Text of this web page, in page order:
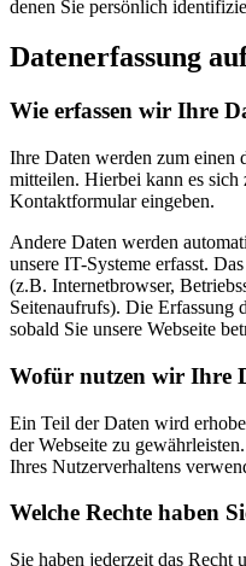
denen Sie persönlich
Datenerfassung
Wie erfassen wir Ihre
Ihre Daten werden zum einen
mitteilen. Hierbei kann es
Kontaktformular eingeben.
Andere Daten werden
unsere IT-Systeme erfasst.
(z.B. Internetbrowser,
Seitenaufrufs). Die Erfassung
sobald Sie unsere Webseite
Wofür nutzen wir Ihre
Ein Teil der Daten wird
der Webseite zu
Ihres Nutzerverhaltens
Welche Rechte haben
Sie haben jederzeit das